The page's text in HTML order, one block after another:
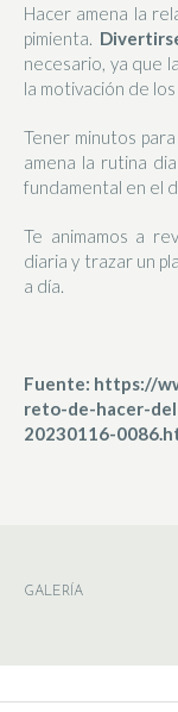
Hacer amena la
pimienta.
necesario, ya que
la motivación de
Tener minutos
amena la rutina
fundamental en el
Te animamos a
diaria y trazar un
a día.
Fuente: https://
reto-de-hacer-
20230116-
GALERÍA